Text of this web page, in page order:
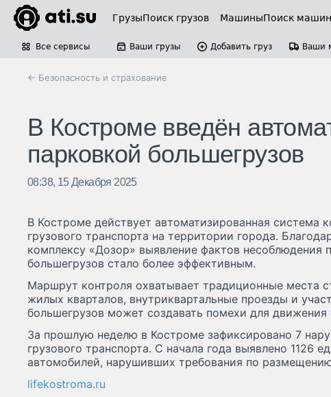
ГрузыПоиск грузов МашиныПоиск машин
Все сервисы Ваши грузы Добавить груз Ваши
← Безопасность и страхование
В Костроме введён
парковкой большегрузов
08:38, 15 Декабря 2025
В Костроме действует автоматизированная система
грузового транспорта на территории города.
комплексу «Дозор» выявление фактов несоблюдения
большегрузов стало более эффективным.
Маршрут контроля охватывает традиционные места
жилых кварталов, внутриквартальные проезды и
большегрузов может создавать помехи для
За прошлую неделю в Костроме зафиксировано 7
грузового транспорта. С начала года выявлено 1126
автомобилей, нарушивших требования по
lifekostroma.ru